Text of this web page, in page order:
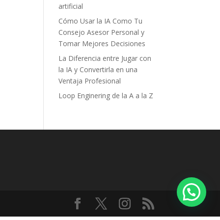
artificial
Cómo Usar la IA Como Tu
Consejo Asesor Personal y
Tomar Mejores Decisiones
La Diferencia entre Jugar con
la IA y Convertirla en una
Ventaja Profesional
Loop Enginering de la A a la Z